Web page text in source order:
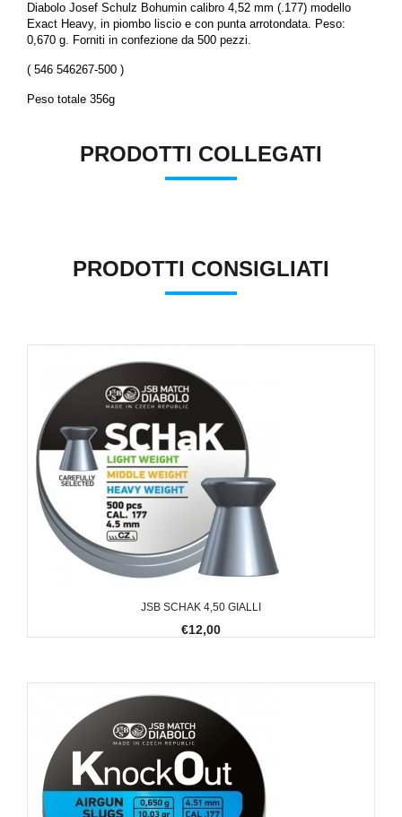
Diabolo Josef Schulz Bohumin calibro 4,52 mm (.177) modello
Exact Heavy, in piombo liscio e con punta arrotondata. Peso:
0,670 g. Forniti in confezione da 500 pezzi.
( 546 546267-500 )
Peso totale 356g
PRODOTTI COLLEGATI
PRODOTTI CONSIGLIATI
JSB SCHAK 4,50 GIALLI
€12,00